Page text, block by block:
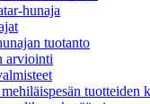
hunaja
tuotanto
arviointi
tuotteiden